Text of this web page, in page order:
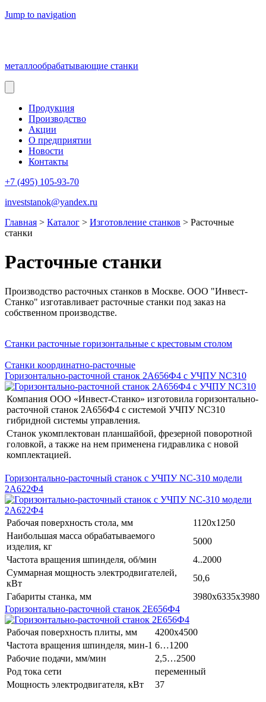
Jump to navigation
металлообрабатывающие станки
Продукция
Производство
Акции
О предприятии
Новости
Контакты
+7 (495) 105-93-70
investstanok@yandex.ru
Главная > Каталог > Изготовление станков > Расточные
станки
Расточные станки
Производство расточных станков в Москве. ООО "Инвест-
Станко" изготавливает расточные станки под заказ на
собственном производстве.
Станки расточные горизонтальные с крестовым столом
Станки координатно-расточные
Горизонтально-расточной станок 2А656Ф4 с УЧПУ NC310
Компания ООО «Инвест-Станко» изготовила горизонтально-
расточной станок 2А656Ф4 с системой УЧПУ NC310
гибридной системы управления.
Станок укомплектован планшайбой, фрезерной поворотной
головкой, а также на нем применена гидравлика с новой
комплектацией.
Горизонтально-расточный станок с УЧПУ NC-310 модели
2А622Ф4
Рабочая поверхность стола, мм
1120х1250
Наибольшая масса обрабатываемого
изделия, кг
5000
Частота вращения шпинделя, об/мин
4..2000
Суммарная мощность электродвигателей,
кВт
50,6
Габариты станка, мм
3980х6335х3980
Горизонтально-расточной станок 2Е656Ф4
Рабочая поверхность плиты, мм
4200х4500
Частота вращения шпинделя, мин-1 6…1200
Рабочие подачи, мм/мин
2,5…2500
Род тока сети
переменный
Мощность электродвигателя, кВт
37